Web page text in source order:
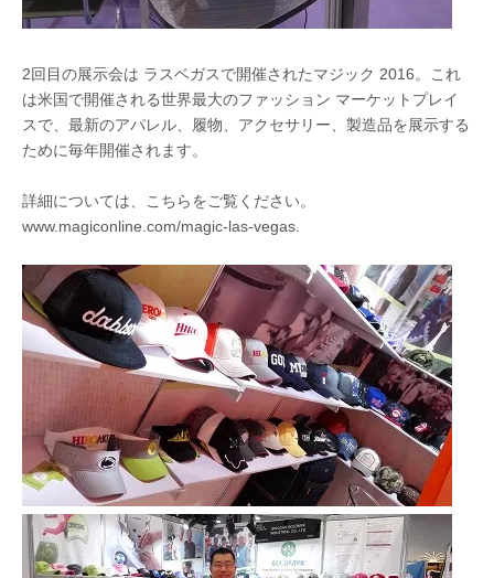
2回目の展示会は ラスベガスで開催されたマジック 2016。これ
は米国で開催される世界最大のファッション マーケットプレイ
スで、最新のアパレル、履物、アクセサリー、製造品を展示する
ために毎年開催されます。
詳細については、こちらをご覧ください。
www.magiconline.com/magic-las-vegas